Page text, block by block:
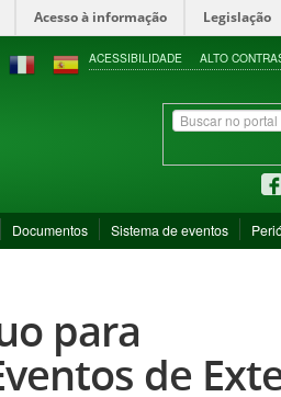
Acesso à informação Legislação
ACESSIBILIDADE ALTO
Documentos Sistema de eventos
para
de